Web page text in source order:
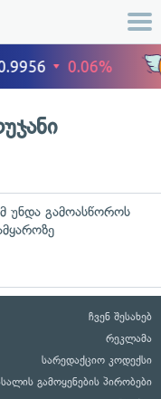
უნდა გამოასწოროს
ჩვენ შესახებ
რეკლამა
სარედაქციო კოდექსი
გამოყენების პირობები